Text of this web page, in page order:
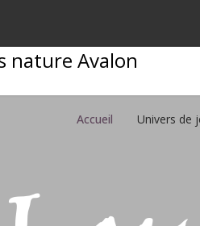
Accueil Univers de